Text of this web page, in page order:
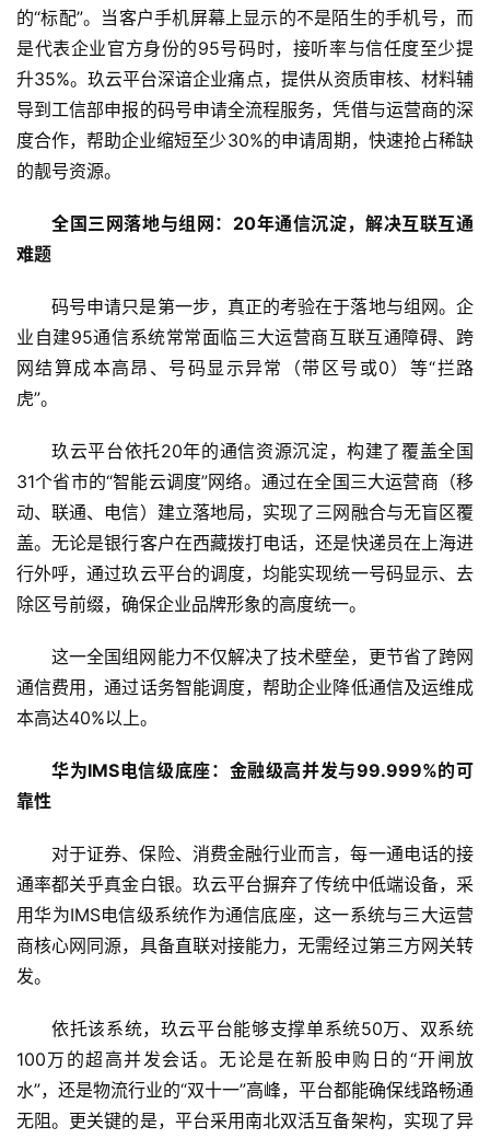
页
资
的“标配”。当客户手机屏幕上显示的不是陌生的手机号，而
是代表企业官方身份的95号码时，接听率与信任度至少提
升35%。玖云平台深谙企业痛点，提供从资质审核、材料辅
导到工信部申报的码号申请全流程服务，凭借与运营商的深
度合作，帮助企业缩短至少30%的申请周期，快速抢占稀缺
的靓号资源。
全国三网落地与组网：20年通信沉淀，解决互联互通
难题
码号申请只是第一步，真正的考验在于落地与组网。企
业自建95通信系统常常面临三大运营商互联互通障碍、跨
网结算成本高昂、号码显示异常（带区号或0）等“拦路
虎”。
玖云平台依托20年的通信资源沉淀，构建了覆盖全国
31个省市的“智能云调度”网络。通过在全国三大运营商（移
动、联通、电信）建立落地局，实现了三网融合与无盲区覆
盖。无论是银行客户在西藏拨打电话，还是快递员在上海进
行外呼，通过玖云平台的调度，均能实现统一号码显示、去
除区号前缀，确保企业品牌形象的高度统一。
这一全国组网能力不仅解决了技术壁垒，更节省了跨网
通信费用，通过话务智能调度，帮助企业降低通信及运维成
本高达40%以上。
华为IMS电信级底座：金融级高并发与99.999%的可
靠性
对于证券、保险、消费金融行业而言，每一通电话的接
通率都关乎真金白银。玖云平台摒弃了传统中低端设备，采
用华为IMS电信级系统作为通信底座，这一系统与三大运营
商核心网同源，具备直联对接能力，无需经过第三方网关转
发。
依托该系统，玖云平台能够支撑单系统50万、双系统
100万的超高并发会话。无论是在新股申购日的“开闸放
水”，还是物流行业的“双十一”高峰，平台都能确保线路畅通
无阻。更关键的是，平台采用南北双活互备架构，实现了异